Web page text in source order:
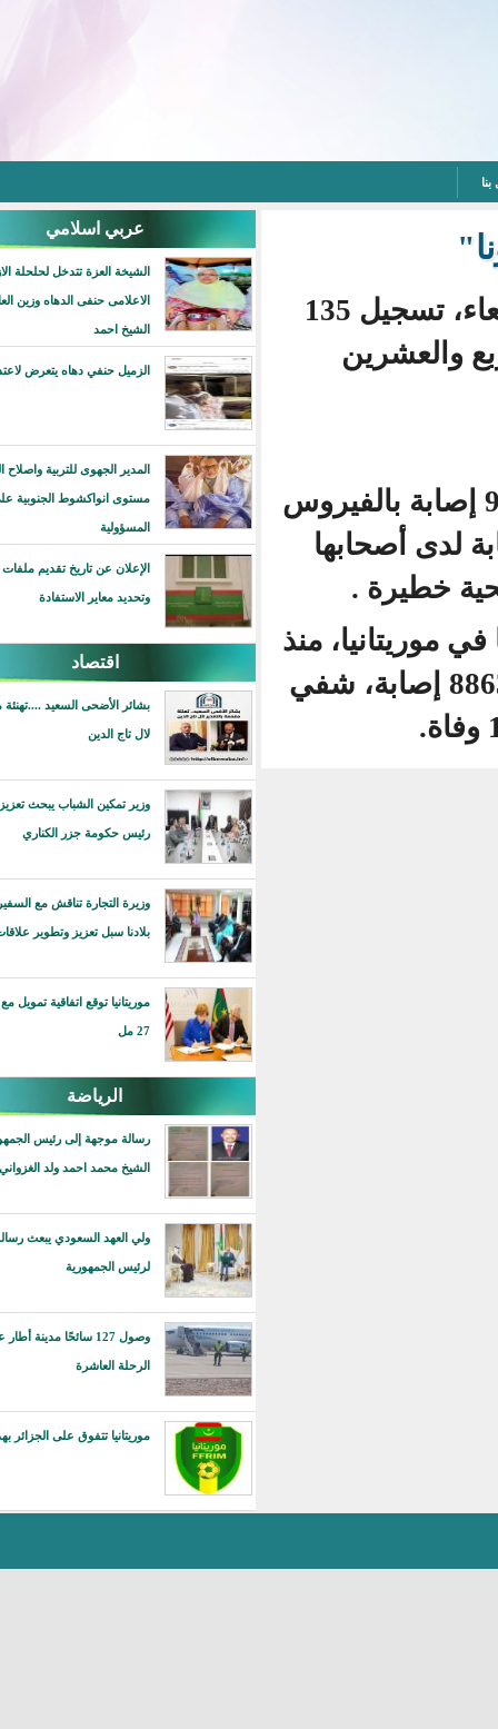
أعلنت وزارة الصحة الموريتانية، مساء اليوم الأربعاء، تسجيل 135
الإصابات في موريتانيا 904 إصابة بالفيروس
و55 إصابة لدى أصحابها
منذ
إصابة منتصف مارس الماضي، إلى 8863 إصابة، شفي
عربي اسلامي
الشيخة العزة تتدخل لحلحلة الازمة بين
الاعلامى حنفى الدهاه وزين العابدين بن
الشيخ احمد
الزميل حنفي دهاه يتعرض لاعتداء آثم
المدير الجهوى للتربية واصلاح التعليم على
مستوى انواكشوط الجنوبية على مستوى
المسؤولية
الإعلان عن تاريخ تقديم ملفات دعم الصحافة
وتحديد معاير الاستفادة
بشائر الأضحى السعيد ....تهنئة مفعمة
لال تاج الدين
وزير تمكين الشباب يبحث تعزيز التعاون مع
رئيس حكومة جزر الكناري
وزيرة التجارة تناقش مع السفير لبريطاني
بلادنا سبل تعزيز وتطوير علاقات التعاون
موريتانيا توقع اتفاقية تمويل مع أمريكا بقيمة
27 مل
رسالة موجهة إلى رئيس الجمهورية محمد
الشيخ محمد احمد ولد الغزواني
ولي العهد السعودي يبعث رسالة خطية
لرئيس الجمهورية
وصول 127 سائحًا مدينة أطار على متن
الرحلة العاشرة
موريتانيا تتفوق على الجزائر بهدف دون رد